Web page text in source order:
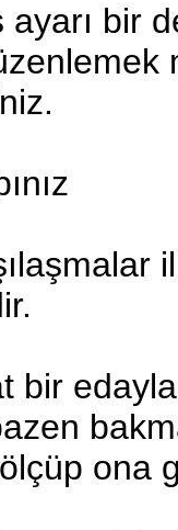
ayarı bir
bir
ona